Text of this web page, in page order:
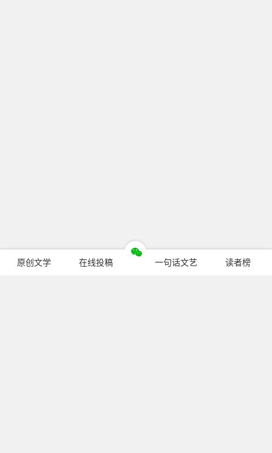
原创文学 在线投稿 一句话文艺 读者榜